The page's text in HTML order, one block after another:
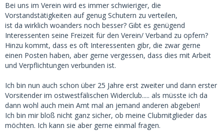
Bei uns im Verein wird es immer schwieriger, die
Vorstandstätigkeiten auf genug Schutern zu verteilen,
ist da wirklich woanders noch besser? Gibt es genügend
Interessenten seine Freizeit für den Verein/ Verband zu opfern?
Hinzu kommt, dass es oft Interessenten gibr, die zwar gerne
einen Posten haben, aber gerne vergessen, dass dies mit Arbeit
und Verpflichtungen verbunden ist.
Ich bin nun auch schon über 25 Jahre erst zweiter und dann erster
Vorsitender im ostwestfälischen Widerclub..... als müsste ich da
dann wohl auch mein Amt mal an jemand anderen abgeben!
Ich bin mir bloß nicht ganz sicher, ob meine Clubmitglieder das
möchten. Ich kann sie aber gerne einmal fragen.